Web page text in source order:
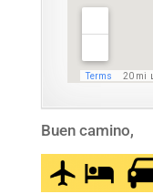
Buen camino,